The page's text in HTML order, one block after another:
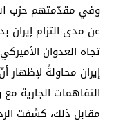
وفي مقدّمتهم حزب
عن مدى التزام إيران
تجاه العدوان
إيران محاولةً لإظهار
التفاهمات
مقابل ذلك، كشفت